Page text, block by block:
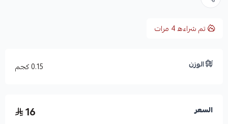
تم شراءه4 مرات
الوزن 0.15 كجم
السعر 16